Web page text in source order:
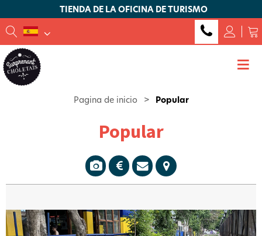
TIENDA DE LA OFICINA DE TURISMO
Pagina de inicio > Popular
Popular